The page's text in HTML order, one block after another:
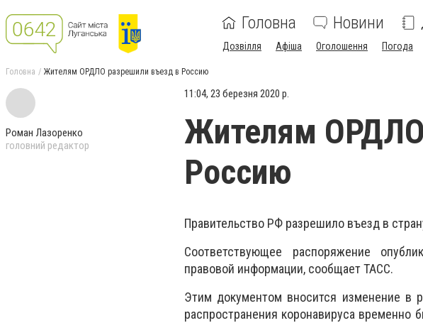
Головна Новини
Дозвілля Афіша Оголошення Погода
Головна Жителям ОРДЛО разрешили въезд в Россию
Роман Лазоренко
головний редактор
11:04, 23 березня 2020 р.
Жителям ОРДЛО
Россию
Правительство РФ разрешило въезд в
Соответствующее распоряжение
правовой информации, сообщает ТАСС.
Этим документом вносится изменение в
распространения коронавируса временно